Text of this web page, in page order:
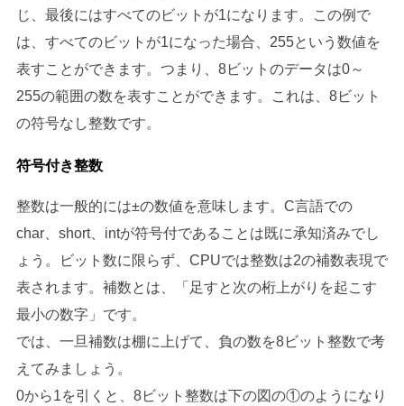
じ、最後にはすべてのビットが1になります。この例で
は、すべてのビットが1になった場合、255という数値を
表すことができます。つまり、8ビットのデータは0～
255の範囲の数を表すことができます。これは、8ビット
の符号なし整数です。
符号付き整数
整数は一般的には±の数値を意味します。C言語での
char、short、intが符号付であることは既に承知済みでし
ょう。ビット数に限らず、CPUでは整数は2の補数表現で
表されます。補数とは、「足すと次の桁上がりを起こす
最小の数字」です。
では、一旦補数は棚に上げて、負の数を8ビット整数で考
えてみましょう。
0から1を引くと、8ビット整数は下の図の①のようになり